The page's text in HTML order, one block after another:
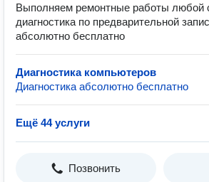
Выполняем ремонтные работы любой
диагностика по предварительной
абсолютно бесплатно
Диагностика компьютеров
Диагностика абсолютно бесплатно
Ещё 44 услуги
Позвонить